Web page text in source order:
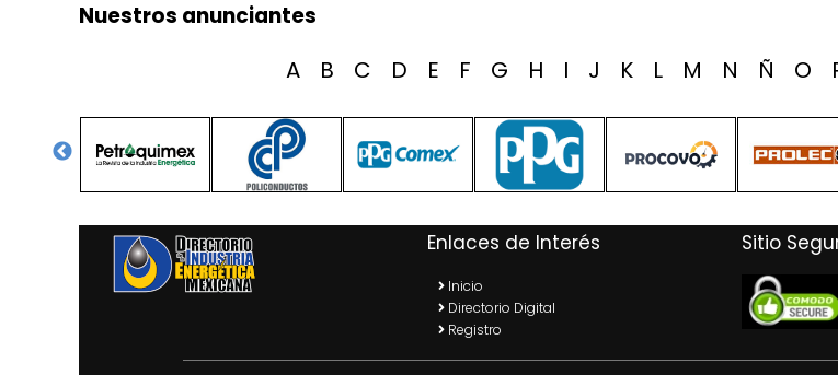
Nuestros anunciantes
A B C D E F G H I J K L M N Ñ O
Enlaces de Interés
Inicio
Directorio Digital
Registro
Sitio